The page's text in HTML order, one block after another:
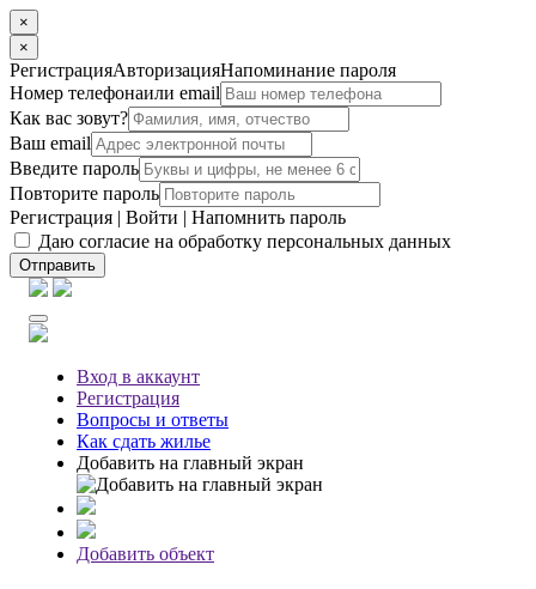
×
×
РегистрацияАвторизацияНапоминание пароля
Номер телефонаили email
Как вас зовут?
Ваш email
Введите пароль
Повторите пароль
Регистрация | Войти | Напомнить пароль
Даю согласие на обработку персональных данных
Отправить
Вход в аккаунт
Регистрация
Вопросы и ответы
Как сдать жилье
Добавить на главный экран
Добавить объект